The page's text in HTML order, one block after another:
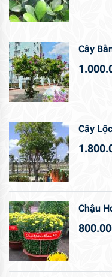
Cây
Cây
Chậu